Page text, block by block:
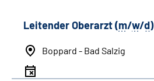
Leitender Oberarzt (m/w/d)
Boppard - Bad Salzig